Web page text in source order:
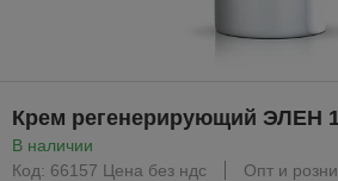
Крем регенерирующий ЭЛЕН
В наличии
Код: 66157 Цена без ндс
Опт и